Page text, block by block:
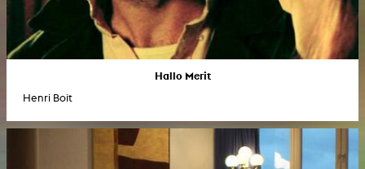
Hallo Merit
Henri Boit